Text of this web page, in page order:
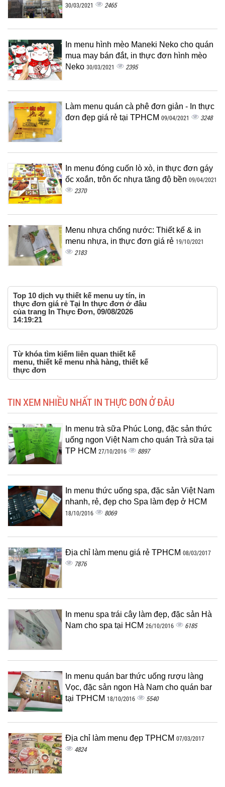
30/03/2021 2465
In menu hình mèo Maneki Neko cho quán
mua may bán đắt, in thực đơn hình mèo
Neko 30/03/2021 2395
Làm menu quán cà phê đơn giản - In thực
đơn đẹp giá rẻ tại TPHCM 09/04/2021 3248
In menu đóng cuốn lò xò, in thực đơn gáy
ốc xoắn, trôn ốc nhựa tăng độ bền 09/04/2021
2370
Menu nhựa chống nước: Thiết kế & in
menu nhựa, in thực đơn giá rẻ 19/10/2021
2183
Top 10 dịch vụ thiết kế menu uy tín, in
thực đơn giá rẻ Tại In thực đơn ở đâu
của trang In Thực Đơn, 09/08/2026
14:19:21
Từ khóa tìm kiếm liên quan thiết kế
menu, thiết kế menu nhà hàng, thiết kế
thực đơn
TIN XEM NHIỀU NHẤT IN THỰC ĐƠN Ở ĐÂU
In menu trà sữa Phúc Long, đặc sản thức
uống ngon Việt Nam cho quán Trà sữa tại
TP HCM 27/10/2016 8897
In menu thức uống spa, đặc sản Việt Nam
nhanh, rẻ, đẹp cho Spa làm đẹp ở HCM
18/10/2016 8069
Địa chỉ làm menu giá rẻ TPHCM 08/03/2017
7876
In menu spa trái cây làm đẹp, đặc sản Hà
Nam cho spa tại HCM 26/10/2016 6185
In menu quán bar thức uống rượu làng
Vọc, đặc sản ngon Hà Nam cho quán bar
tại TPHCM 18/10/2016 5540
Địa chỉ làm menu đẹp TPHCM 07/03/2017
4824